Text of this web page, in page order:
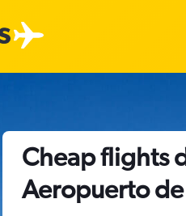
Cheap flights
Aeropuerto